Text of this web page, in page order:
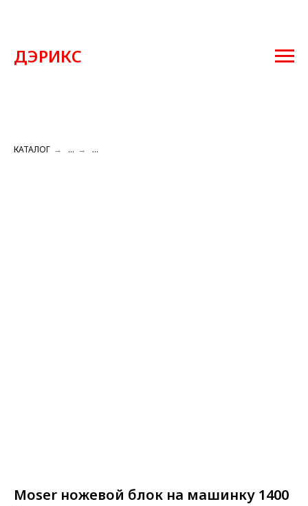
ДЭРИКС
КАТАЛОГ → ... → ...
Moser ножевой блок на машинку 1400